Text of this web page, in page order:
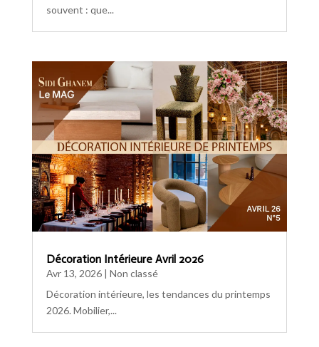
souvent : que...
Décoration Intérieure Avril 2026
Avr 13, 2026| Non classé
Décoration intérieure, les tendances du printemps
2026. Mobilier,...